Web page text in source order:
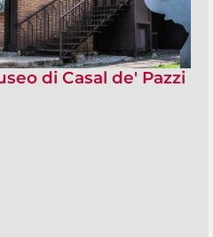
di Casal de' Pazzi